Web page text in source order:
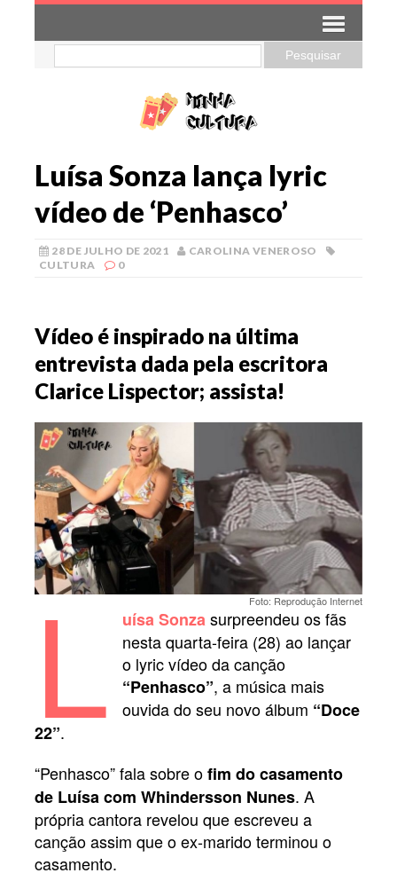
Luísa Sonza lança lyric
vídeo de ‘Penhasco’
28 DE JULHO DE 2021
CAROLINA VENEROSO
CULTURA
0
Vídeo é inspirado na última
entrevista dada pela escritora
Clarice Lispector; assista!
Foto: Reprodução Internet
L uísa Sonzasurpreendeu os fãs
nesta quarta-feira (28) ao lançar
o lyric vídeo da canção
“Penhasco”, a música mais
ouvida do seu novo álbum “Doce
22”.
“Penhasco” fala sobre ofim do casamento
de Luísa com Whindersson Nunes. A
própria cantora revelou que escreveu a
canção assim que o ex-marido terminou o
casamento.